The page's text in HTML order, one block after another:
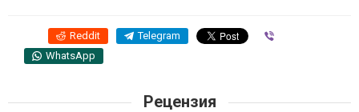
Reddit Telegram
WhatsApp
Рецензия